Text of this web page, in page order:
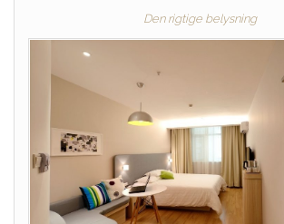
Den rigtige belysning